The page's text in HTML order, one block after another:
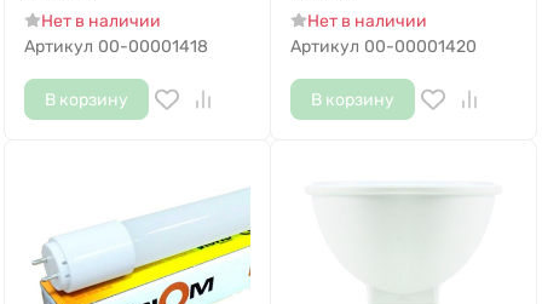
Нет в наличии
Артикул 00-00001418
В корзину
Нет в наличии
Артикул 00-00001420
В корзину